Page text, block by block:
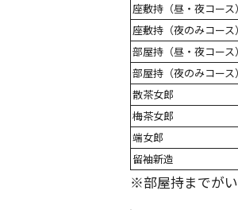
座敷持（昼・夜コース）
座敷持（夜のみコース）
部屋持（昼・夜コース）
部屋持（夜のみコース）
散茶女郎
梅茶女郎
端女郎
留袖新造
※部屋持までがい